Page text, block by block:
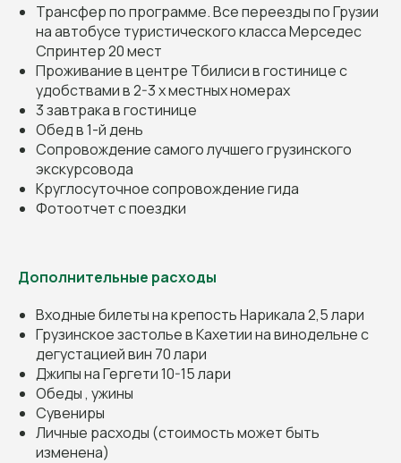
Трансфер по программе. Все переезды по Грузии
на автобусе туристического класса Мерседес
Спринтер 20 мест
Проживание в центре Тбилиси в гостинице с
удобствами в 2-3 х местных номерах
3 завтрака в гостинице
Обед в 1-й день
Сопровождение самого лучшего грузинского
экскурсовода
Круглосуточное сопровождение гида
Фотоотчет с поездки
Дополнительные расходы
Входные билеты на крепость Нарикала 2,5 лари
Грузинское застолье в Кахетии на винодельне с
дегустацией вин 70 лари
Джипы на Гергети 10-15 лари
Обеды , ужины
Сувениры
Личные расходы (стоимость может быть
изменена)